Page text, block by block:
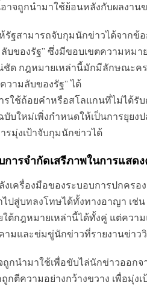
าจถูกนำมาใช้ย้อนหลังกับผลงาน
รัฐสามารถจับกุมนักข่าวได้จากข้
ลับของรัฐ” ซึ่งมีขอบเขตความห
ชัด กฎหมายเหล่านี้มักมีลักษณะค
วามลับของรัฐ” ได้
รใช้ถ้อยคำหรือสโลแกนที่ไม่ได้รั
บใหม่เพิ่งกำหนดให้เป็นการยุย
รมุ่งเป้าจับกุมนักข่าวได้
ารจำกัดเสรีภาพในการแสด
เครื่องมือของระบอบการปกคร
ไปสู่บทลงโทษได้ทั้งทางอาญา เ
ต้กฎหมายเหล่านี้ได้ทั้งคู่ แต่คว
ามและข่มขู่นักข่าวที่รายงานข่าว
ถูกนำมาใช้เพื่อขับไล่นักข่าวออก
กตีความอย่างกว้างขวาง เพื่อมุ่ง